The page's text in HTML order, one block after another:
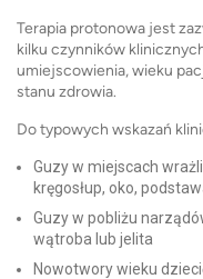
Terapia protonowa jest
kilku czynników
umiejscowienia, wieku
stanu zdrowia.
Do typowych wskazań
Guzy w miejscach
kręgosłup, oko,
Guzy w pobliżu
wątroba lub jelita
Nowotwory wieku